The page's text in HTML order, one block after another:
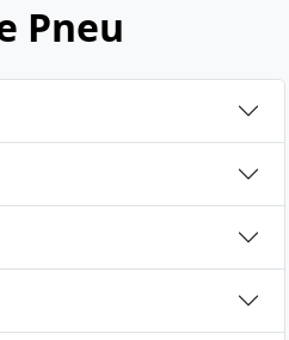
Pneu